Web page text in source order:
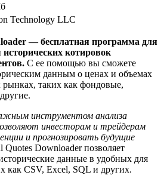
Technology LLC
— бесплатная программа для
исторических котировок
С ее помощью вы сможете
данным о ценах и объемах
рынках, таких как фондовые,
инструментом анализа
инвесторам и трейдерам
и прогнозировать будущие
Quotes Downloader позволяет
данные в удобных для
как CSV, Excel, SQL и других.